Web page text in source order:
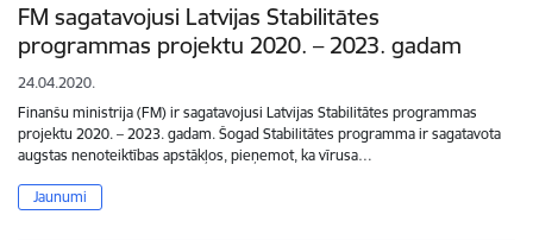
FM sagatavojusi Latvijas Stabilitātes
programmas projektu 2020. – 2023. gadam
24.04.2020.
Finanšu ministrija (FM) ir sagatavojusi Latvijas Stabilitātes programmas
projektu 2020. – 2023. gadam. Šogad Stabilitātes programma ir sagatavota
augstas nenoteiktības apstākļos, pieņemot, ka vīrusa…
Jaunumi